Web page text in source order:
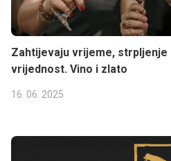
Zahtijevaju vrijeme, strpljenje
vrijednost. Vino i zlato
16. 06. 2025